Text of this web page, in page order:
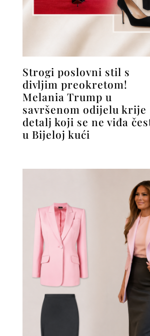
Strogi poslovni stil s
divljim preokretom!
Melania Trump u
savršenom odijelu krije
detalj koji se ne viđa
u Bijeloj kući